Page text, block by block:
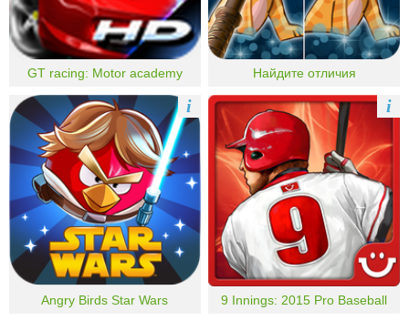
GT racing: Motor academy Найдите отличия
Angry Birds Star Wars
i
9 Innings: 2015 Pro Baseball
i